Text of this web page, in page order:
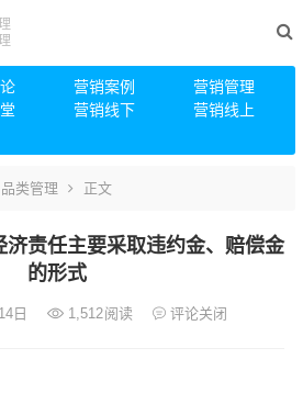
营销案例
营销管理
营销线下
营销线上
品类管理 正文
责任主要采取违约金、赔偿金
的形式
日 1,512阅读 评论关闭